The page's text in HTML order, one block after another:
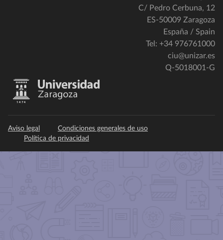
C/ Pedro Cerbuna, 12
ES-50009 Zaragoza
España / Spain
Tel: +34 976761000
ciu@unizar.es
Q-5018001-G
Aviso legal
Condiciones generales de uso
Política de privacidad